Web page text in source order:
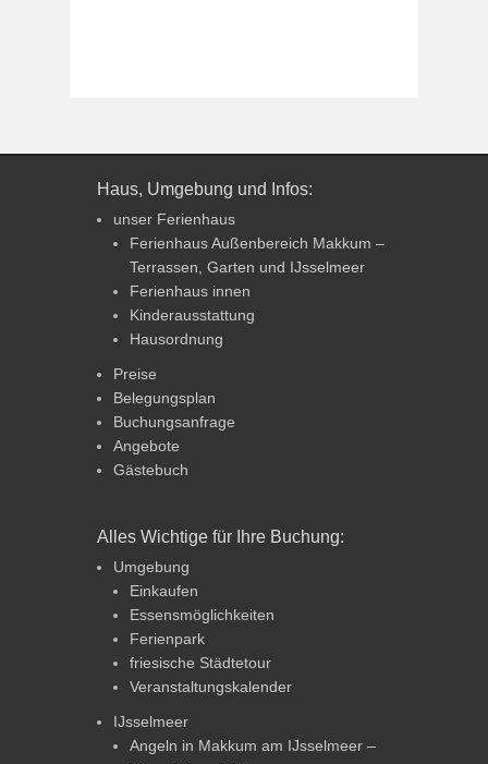
Haus, Umgebung und Infos:
unser Ferienhaus
Ferienhaus Außenbereich Makkum –
Terrassen, Garten und IJsselmeer
Ferienhaus innen
Kinderausstattung
Hausordnung
Preise
Belegungsplan
Buchungsanfrage
Angebote
Gästebuch
Alles Wichtige für Ihre Buchung:
Umgebung
Einkaufen
Essensmöglichkeiten
Ferienpark
friesische Städtetour
Veranstaltungskalender
IJsselmeer
Angeln in Makkum am IJsselmeer –